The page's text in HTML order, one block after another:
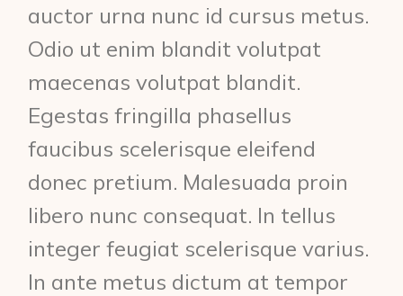
auctor urna nunc id cursus metus.
Odio ut enim blandit volutpat
maecenas volutpat blandit.
Egestas fringilla phasellus
faucibus scelerisque eleifend
donec pretium. Malesuada proin
libero nunc consequat. In tellus
integer feugiat scelerisque varius.
In ante metus dictum at tempor